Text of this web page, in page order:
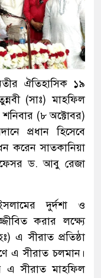
ঐতিহাসিক ১৯
(সাঃ) মাহফিল
শনিবার (৮ অক্টোবর)
প্রধান হিসেবে
করেন সাতকানিয়া
ড. আবু রেজা
দুর্দশা ও
করার লক্ষ্যে
এ সীরাত প্রতিষ্ঠা
এ সীরাত চলমান।
এ সীরাত মাহফিল